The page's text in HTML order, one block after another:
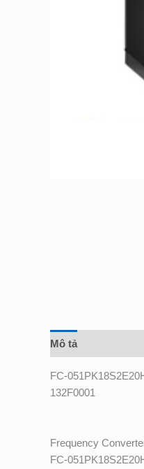
Mô tả
FC-
132F0001
Frequency
FC-